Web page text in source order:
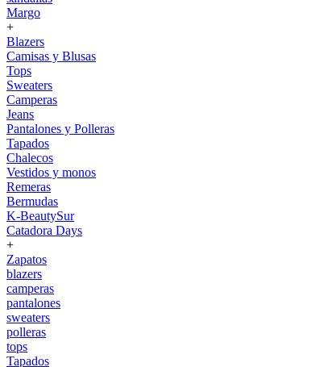
Margo
+
Blazers
Camisas y Blusas
Tops
Sweaters
Camperas
Jeans
Pantalones y Polleras
Tapados
Chalecos
Vestidos y monos
Remeras
Bermudas
K-BeautySur
Catadora Days
+
Zapatos
blazers
camperas
pantalones
sweaters
polleras
tops
Tapados